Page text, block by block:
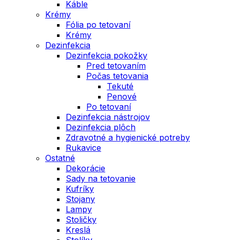
Káble
Krémy
Fólia po tetovaní
Krémy
Dezinfekcia
Dezinfekcia pokožky
Pred tetovaním
Počas tetovania
Tekuté
Penové
Po tetovaní
Dezinfekcia nástrojov
Dezinfekcia plôch
Zdravotné a hygienické potreby
Rukavice
Ostatné
Dekorácie
Sady na tetovanie
Kufríky
Stojany
Lampy
Stoličky
Kreslá